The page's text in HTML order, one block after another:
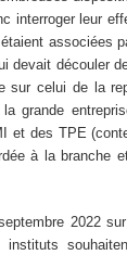
interroger leur
associées
devait découler
sur celui de la
grande
et des TPE
à la branche
2022